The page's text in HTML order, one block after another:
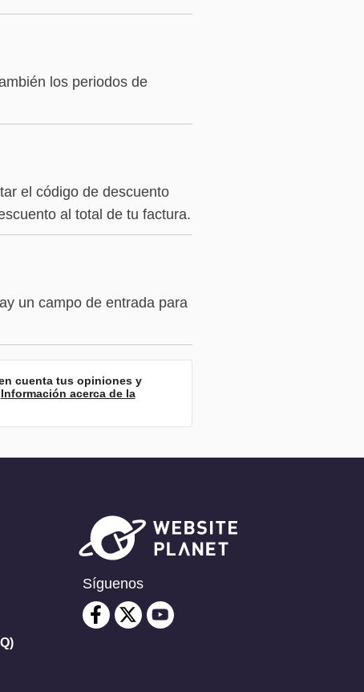
los periodos de
el código de descuento
al total de tu factura.
un campo de entrada para
cuenta tus opiniones y
Información acerca de la
Síguenos